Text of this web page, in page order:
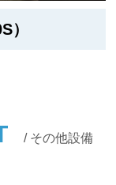
）
/ その他設備